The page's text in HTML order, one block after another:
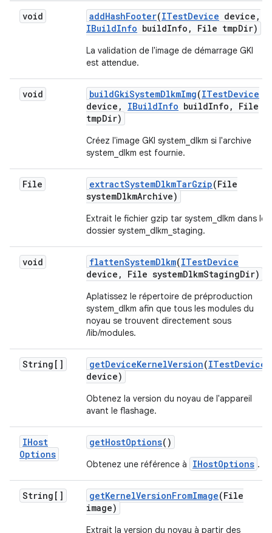
void addHashFooter(ITestDevice device ,
IBuildInfo buildInfo , File tmpDir)
La validation de l'image de démarrage GKI
est attendue.
void buildGkiSystemDlkmImg(ITestDevice
device , IBuildInfo buildInfo ,
File
tmpDir)
Créez l'image GKI system_dlkm si l'archive
system_dlkm est fournie.
File extractSystemDlkmTarGzip(File
systemDlkmArchive)
Extrait le fichier gzip tar system_dlkm dans le
dossier system_dlkm_staging.
void flattenSystemDlkm(ITestDevice
device , File systemDlkmStagingDir)
Aplatissez le répertoire de préproduction
system_dlkm afin que tous les modules du
noyau se trouvent directement sous
/lib/modules.
String[] getDeviceKernelVersion(ITestDevice
device)
Obtenez la version du noyau de l'appareil
avant le flashage.
IHost
Options
getHostOptions()
Obtenez une référence à IHostOptions .
String[] getKernelVersionFromImage(File
image)
Extrait la version du noyau à partir des